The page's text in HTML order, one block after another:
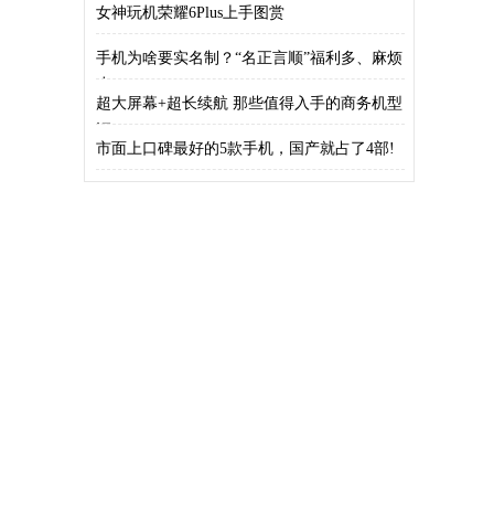
女神玩机荣耀6Plus上手图赏
手机为啥要实名制？“名正言顺”福利多、麻烦
少
超大屏幕+超长续航 那些值得入手的商务机型
汇
市面上口碑最好的5款手机，国产就占了4部!